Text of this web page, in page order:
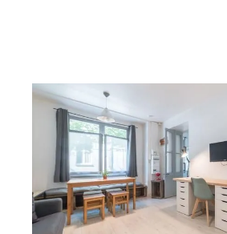
LA ROCHELLE 17
33,05 m2, 2 pièces
Ref : 18506
Appartement F2 à vendre
189 600 €
Visiter le site dédié